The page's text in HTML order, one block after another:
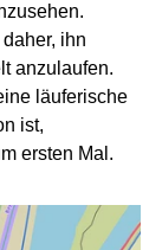
ihn
anzulaufen.
läuferische
ist,
ersten Mal.